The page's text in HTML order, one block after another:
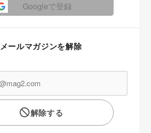
Googleで登録
メールマガジンを解除
解除する